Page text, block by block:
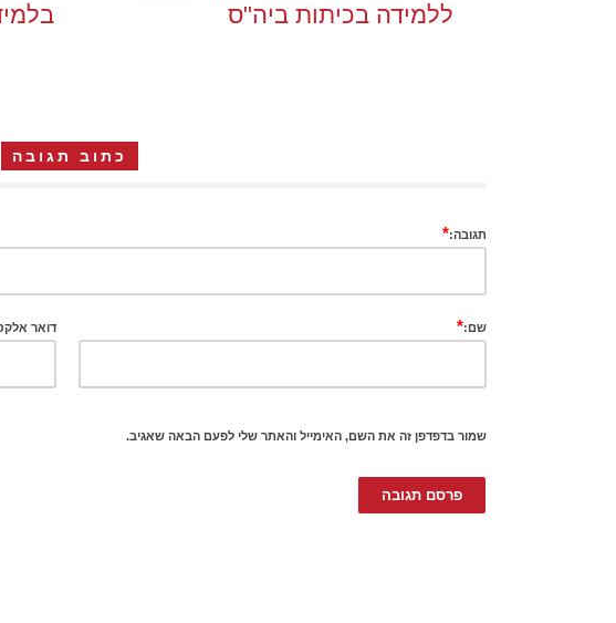
ללמידה בכיתות ביה"ס
כתוב תגובה
תגובה:*
שם:* דואר
שמור בדפדפן זה את השם, האימייל והאתר שלי לפעם הבאה שאגיב.